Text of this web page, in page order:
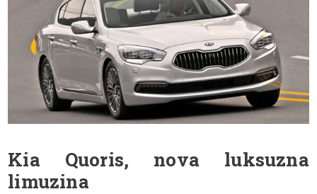
Kia Quoris, nova luksuzna
limuzina